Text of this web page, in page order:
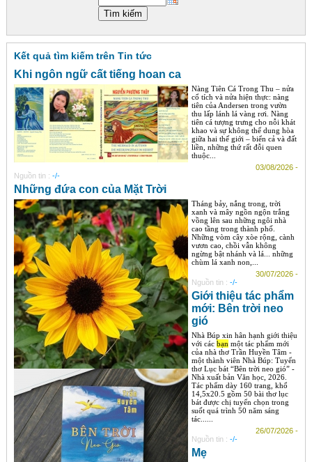
Liên hệ
Tìm kiếm
Kết quả tìm kiếm trên Tin tức
Khi ngôn ngữ cất tiếng hoan ca
Nàng Tiên Cá Trong Thu – nửa
cổ tích và nửa hiện thực: nàng
tiên của Andersen trong vườn
thu lấp lánh lá vàng rơi. Nàng
tiên cá tượng trưng cho nỗi khát
khao và sự không thể dung hòa
giữa hai thế giới – biển cả và đất
liền, những thứ rất đỗi quen
thuộc...
03/08/2026 -
Nguồn tin : -/-
Những đứa con của Mặt Trời
Tháng bảy, nắng trong, trời
xanh và mây ngồn ngộn trắng
vồng lên sau những ngôi nhà
cao tầng trong thành phố.
Những vòm cây xòe rộng, cành
vươn cao, chồi vẫn không
ngừng bật nhánh và lá... những
chùm lá xanh non,...
30/07/2026 -
Nguồn tin : -/-
Giới thiệu tác phẩm
mới: Bên trời neo
gió
Nhà Búp xin hân hạnh giới thiệu
với các bạnmột tác phẩm mới
của nhà thơ Trần Huyền Tâm -
một thành viên Nhà Búp: Tuyển
thơ Lục bát “Bên trời neo gió” -
Nhà xuất bản Văn học, 2026.
Tác phẩm dày 160 trang, khổ
14,5x20.5 gồm 50 bài thơ lục
bát được chị tuyển chọn trong
suốt quá trình 50 năm sáng
tác......
26/07/2026 -
Nguồn tin : -/-
Mẹ